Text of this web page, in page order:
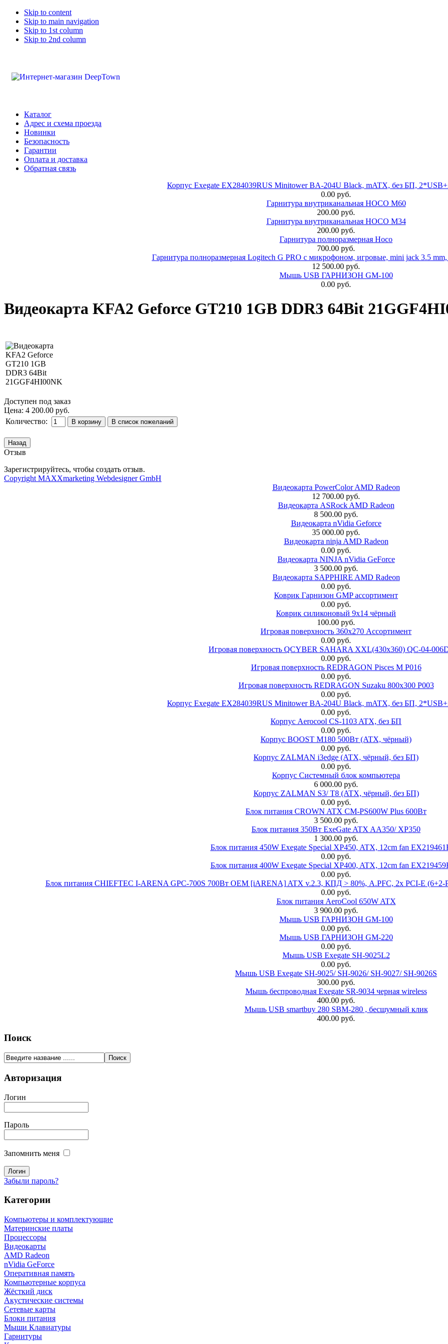
Skip to content
Skip to main navigation
Skip to 1st column
Skip to 2nd column
Каталог
Адрес и схема проезда
Новинки
Безопасность
Гарантии
Оплата и доставка
Обратная связь
Корпус Exegate EX284039RUS Minitower BA-204U Black, mATX, без БП,
0.00 руб.
Гарнитура внутриканальная HOCO M60
200.00 руб.
Гарнитура внутриканальная HOCO M34
200.00 руб.
Гарнитура полноразмерная Hoco
700.00 руб.
Гарнитура полноразмерная Logitech G PRO с микрофоном, игровые, mini jack 3.5
12 500.00 руб.
Мышь USB ГАРНИЗОН GM-100
0.00 руб.
Видеокарта KFA2 Geforce GT210 1GB DDR3 64Bit
Доступен под заказ
Цена: 4 200.00 руб.
Количество:
Отзыв
Зарегистрируйтесь, чтобы создать отзыв.
Copyright MAXXmarketing Webdesigner GmbH
Видеокарта PowerColor AMD Radeon
12 700.00 руб.
Видеокарта ASRock AMD Radeon
8 500.00 руб.
Видеокарта nVidia Geforce
35 000.00 руб.
Видеокарта ninja AMD Radeon
0.00 руб.
Видеокарта NINJA nVidia GeForce
3 500.00 руб.
Видеокарта SAPPHIRE AMD Radeon
0.00 руб.
Коврик Гарнизон GMP ассортимент
0.00 руб.
Коврик силиконовый 9х14 чёрный
100.00 руб.
Игровая поверхность 360x270 Ассортимент
0.00 руб.
Игровая поверхность QCYBER SAHARA XXL(430x360) QC-04-
0.00 руб.
Игровая поверхность REDRAGON Pisces M P016
0.00 руб.
Игровая поверхность REDRAGON Suzaku 800x300 P003
0.00 руб.
Корпус Exegate EX284039RUS Minitower BA-204U Black, mATX, без БП,
0.00 руб.
Корпус Aerocool CS-1103 ATX, без БП
0.00 руб.
Корпус BOOST M180 500Вт (ATX, чёрный)
0.00 руб.
Корпус ZALMAN i3edge (ATX, чёрный, без БП)
0.00 руб.
Корпус Системный блок компьютера
6 000.00 руб.
Корпус ZALMAN S3/ T8 (ATX, чёрный, без БП)
0.00 руб.
Блок питания CROWN ATX CM-PS600W Plus 600Вт
3 500.00 руб.
Блок питания 350Вт ExeGate ATX AA350/ XP350
1 300.00 руб.
Блок питания 450W Exegate Special XP450, ATX, 12cm fan
0.00 руб.
Блок питания 400W Exegate Special XP400, ATX, 12cm fan
0.00 руб.
Блок питания CHIEFTEC I-ARENA GPC-700S 700Вт OEM [iARENA] ATX v.2.3, КПД > 80%, A.PFC, 2x PCI-E (6+2-
0.00 руб.
Блок питания AeroCool 650W ATX
3 900.00 руб.
Мышь USB ГАРНИЗОН GM-100
0.00 руб.
Мышь USB ГАРНИЗОН GM-220
0.00 руб.
Мышь USB Exegate SH-9025L2
0.00 руб.
Мышь USB Exegate SH-9025/ SH-9026/ SH-9027/ SH-9026S
300.00 руб.
Мышь беспроводная Exegate SR-9034 черная wireless
400.00 руб.
Мышь USB smartbuy 280 SBM-280 , бесшумный клик
400.00 руб.
Поиск
Авторизация
Логин
Пароль
Запомнить меня
Забыли пароль?
Категории
Компьютеры и комплектующие
Материнские платы
Процессоры
Видеокарты
AMD Radeon
nVidia GeForce
Оперативная память
Компьютерные корпуса
Жёсткий диск
Акустические системы
Сетевые карты
Блоки питания
Мыши Клавиатуры
Гарнитуры